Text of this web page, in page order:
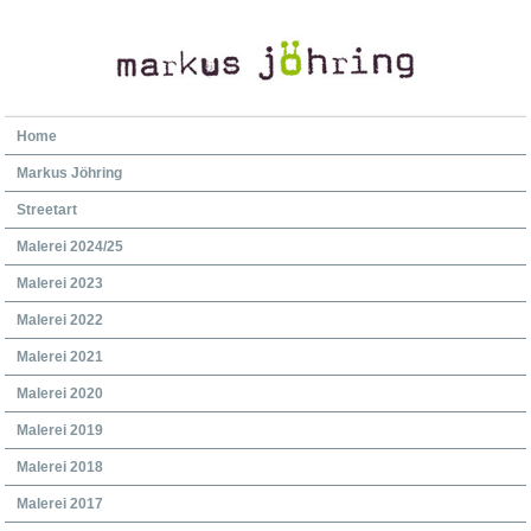
Home
Markus Jöhring
Streetart
Malerei 2024/25
Malerei 2023
Malerei 2022
Malerei 2021
Malerei 2020
Malerei 2019
Malerei 2018
Malerei 2017